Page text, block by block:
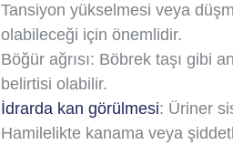
Tansiyon yükselmesi veya
olabileceği için önemlidir.
Böğür ağrısı: Böbrek taşı gibi
belirtisi olabilir.
İdrarda kan görülmesi: Üriner
Hamilelikte kanama veya